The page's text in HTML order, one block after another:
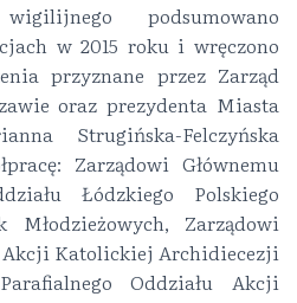
podsumowano
w 2015 roku i wręczono
przyznane przez Zarząd
oraz prezydenta Miasta
Strugińska-Felczyńska
Zarządowi Głównemu
Łódzkiego Polskiego
Młodzieżowych, Zarządowi
Katolickiej Archidiecezji
Oddziału Akcji